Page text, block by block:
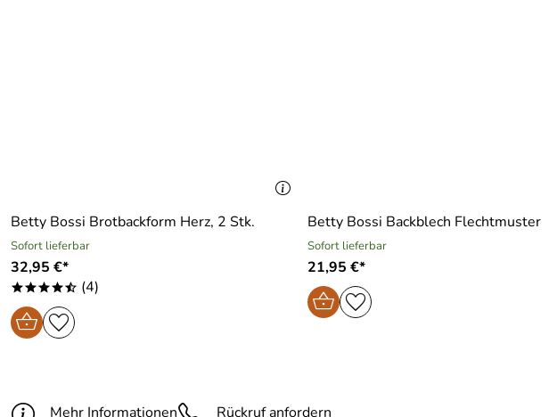
Betty Bossi Brotbackform Herz, 2 Stk.
Sofort lieferbar
32,95 €*
****/ (4)
Betty Bossi Backblech Flechtmuster
Sofort lieferbar
21,95 €*
Mehr Informationen Rückruf anfordern